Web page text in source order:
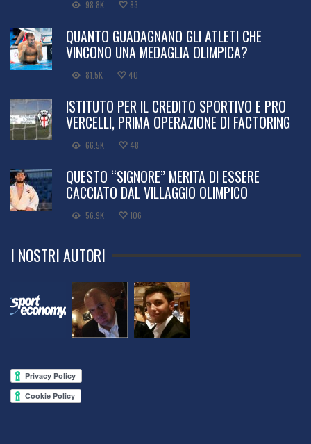
VINCONO UNA MEDAGLIA OLIMPICA?
81.5K 40
VERCELLI, PRIMA OPERAZIONE DI FACTORING
66.5K 48
CACCIATO DAL VILLAGGIO OLIMPICO
56.9K 106